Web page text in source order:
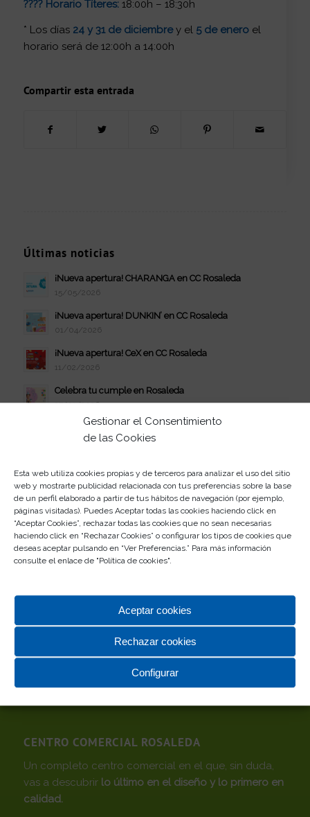
Gestionar el Consentimiento
de las Cookies
Esta web utiliza cookies propias y de terceros para analizar el uso del sitio
web y mostrarte publicidad relacionada con tus preferencias sobre la base
de un perfil elaborado a partir de tus hábitos de navegación (por ejemplo,
páginas visitadas). Puedes Aceptar todas las cookies haciendo click en
“Aceptar Cookies”, rechazar todas las cookies que no sean necesarias
haciendo click en “Rechazar Cookies” o configurar los tipos de cookies que
deseas aceptar pulsando en “Ver Preferencias.” Para más información
consulte el enlace de "Política de cookies".
Aceptar cookies
Rechazar cookies
Configurar
???? Horario Títeres: 18:00h – 18:30h
* Los días 24 y 31 de diciembrey el 5 de eneroel
horario será de 12:00h a 14:00h
Compartir esta entrada
Últimas noticias
¡Nueva apertura! CHARANGA en CC Rosaleda
15/05/2026
¡Nueva apertura! DUNKIN’ en CC Rosaleda
01/04/2026
¡Nueva apertura! CeX en CC Rosaleda
11/02/2026
Celebra tu cumple en Rosaleda
27/01/2026
Nueva Ubicación Club Rositas
18/11/2025
30/09/2025
¡Nueva apertura! Emblems en CC Rosaleda
29/08/2025
¡Nueva apertura! Geek Atmosphere en CC Rosaleda
09/07/2025
4 de febrero: Día Mundial contra el Cáncer
04/02/2025
CENTRO COMERCIAL ROSALEDA
Un completo centro comercial en el que, sin duda,
vas a descubrir lo último en el diseño y lo primero en
calidad.